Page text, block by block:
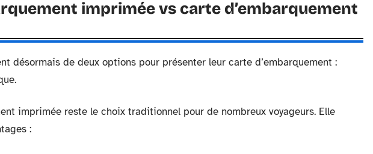
imprimée vs carte d’embarquement
désormais de deux options pour présenter leur carte d’embarquement :
imprimée reste le choix traditionnel pour de nombreux voyageurs. Elle
: